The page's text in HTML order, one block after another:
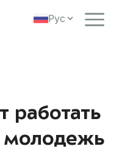
Рус
работать
молодежь